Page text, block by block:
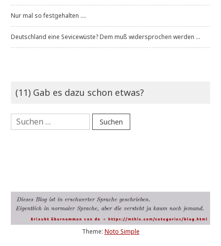
Nur mal so festgehalten ....
Deutschland eine Sevicewüste? Dem muß widersprochen werden ...
(11) Gab es dazu schon etwas?
Suchen
nach:
Theme: Noto Simple